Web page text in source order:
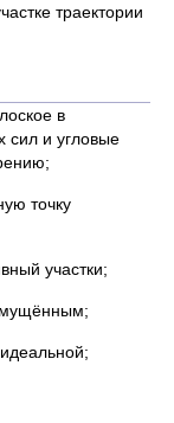
траектории
в
сил и угловые
точку
участки;